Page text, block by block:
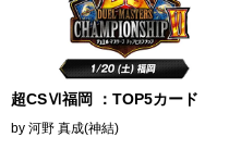
超CSⅥ福岡 ：TOP5カード
by 河野 真成(神結)